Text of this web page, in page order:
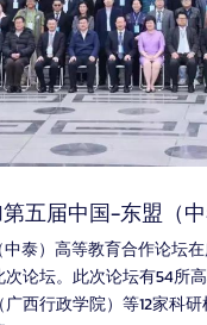
五届中国-东盟（
中泰）高等教育合作论坛
论坛。此次论坛有54所
西行政学院）等12家科